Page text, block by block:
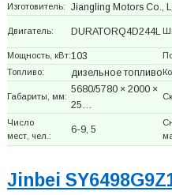
Изготовитель: Jiangling Motors Co.,
Двигатель: DURATORQ4D244L
Мощность, кВт:103
Топливо: дизельное топливо
Габариты, мм:
5680/5780 × 2000 ×
25…
Число
мест, чел.:
6-9, 5
Jinbei